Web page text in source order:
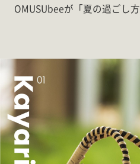
OMUSUbeeが「夏の過ごし